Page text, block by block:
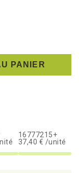
PANIER
16777215+
37,40 € /unité